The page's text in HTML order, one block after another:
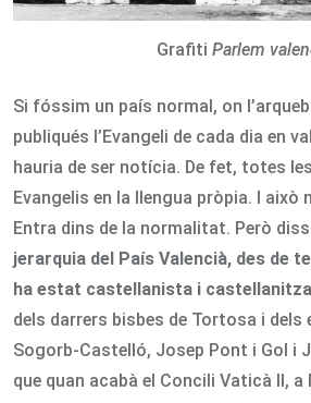
Grafiti Parlem
Si fóssim un país normal, on
publiqués l’Evangeli de cada dia en
hauria de ser notícia. De fet, totes
Evangelis en la llengua pròpia. I això
Entra dins de la normalitat. Però
jerarquia del País Valencià, des de
ha estat castellanista i
dels darrers bisbes de Tortosa i dels
Sogorb-Castelló, Josep Pont i Gol i
que quan acabà el Concili Vaticà II, a